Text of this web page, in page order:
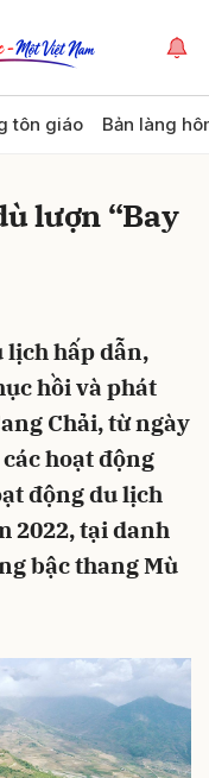
tôn giáo Bản làng
lượn “Bay
lịch hấp dẫn,
hồi và phát
Chải, từ ngày
hoạt động
động du lịch
2022, tại danh
bậc thang Mù
Hủy Gửi